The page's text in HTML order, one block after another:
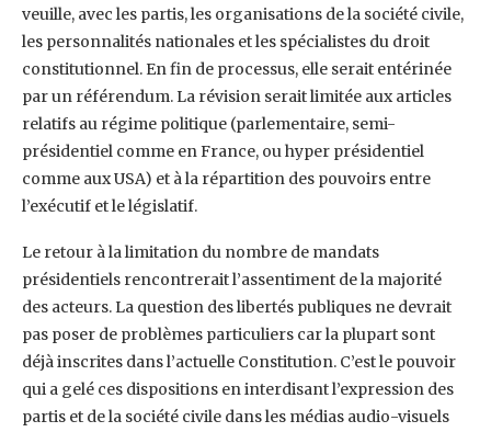
veuille, avec les partis, les organisations de la société civile,
les personnalités nationales et les spécialistes du droit
constitutionnel. En fin de processus, elle serait entérinée
par un référendum. La révision serait limitée aux articles
relatifs au régime politique (parlementaire, semi-
présidentiel comme en France, ou hyper présidentiel
comme aux USA) et à la répartition des pouvoirs entre
l’exécutif et le législatif.
Le retour à la limitation du nombre de mandats
présidentiels rencontrerait l’assentiment de la majorité
des acteurs. La question des libertés publiques ne devrait
pas poser de problèmes particuliers car la plupart sont
déjà inscrites dans l’actuelle Constitution. C’est le pouvoir
qui a gelé ces dispositions en interdisant l’expression des
partis et de la société civile dans les médias audio-visuels